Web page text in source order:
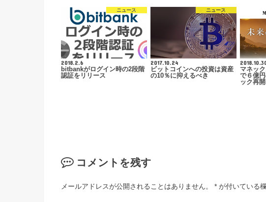
ニュース
2018.2.6
bitbankがログイン時の2段階
認証をリリース
ニュース
2017.10.24
ビットコインへの投資は資産
の10％に抑えるべき
マネッ
で６億
ック再
コメントを残す
メールアドレスが公開されることはありません。 * が付いている